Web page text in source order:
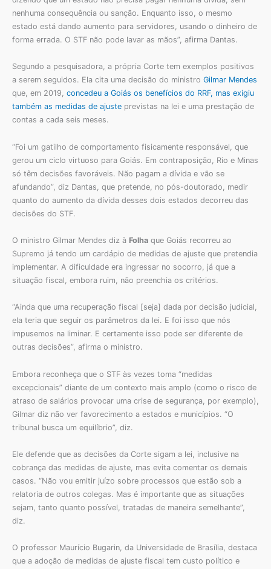
nenhuma consequência ou sanção. Enquanto isso, o mesmo
estado está dando aumento para servidores, usando o dinheiro de
forma errada. O STF não pode lavar as mãos”, afirma Dantas.
Segundo a pesquisadora, a própria Corte tem exemplos positivos
a serem seguidos. Ela cita uma decisão do ministro Gilmar Mendes
que, em 2019, concedeu a Goiás os benefícios do RRF, mas exigiu
também as medidas de ajuste previstas na lei e uma prestação de
contas a cada seis meses.
“Foi um gatilho de comportamento fisicamente responsável, que
gerou um ciclo virtuoso para Goiás. Em contraposição, Rio e Minas
só têm decisões favoráveis. Não pagam a dívida e vão se
afundando”, diz Dantas, que pretende, no pós-doutorado, medir
quanto do aumento da dívida desses dois estados decorreu das
decisões do STF.
O ministro Gilmar Mendes diz à Folha que Goiás recorreu ao
Supremo já tendo um cardápio de medidas de ajuste que pretendia
implementar. A dificuldade era ingressar no socorro, já que a
situação fiscal, embora ruim, não preenchia os critérios.
“Ainda que uma recuperação fiscal [seja] dada por decisão judicial,
ela teria que seguir os parâmetros da lei. E foi isso que nós
impusemos na liminar. E certamente isso pode ser diferente de
outras decisões”, afirma o ministro.
Embora reconheça que o STF às vezes toma “medidas
excepcionais” diante de um contexto mais amplo (como o risco de
atraso de salários provocar uma crise de segurança, por exemplo),
Gilmar diz não ver favorecimento a estados e municípios. “O
tribunal busca um equilíbrio”, diz.
Ele defende que as decisões da Corte sigam a lei, inclusive na
cobrança das medidas de ajuste, mas evita comentar os demais
casos. “Não vou emitir juízo sobre processos que estão sob a
relatoria de outros colegas. Mas é importante que as situações
sejam, tanto quanto possível, tratadas de maneira semelhante”,
diz.
O professor Maurício Bugarin, da Universidade de Brasília, destaca
que a adoção de medidas de ajuste fiscal tem custo político e